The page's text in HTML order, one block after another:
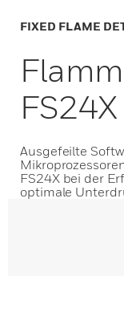
FIXED FLAME
FS24X
Ausgefeilte
FS24X bei der
optimale